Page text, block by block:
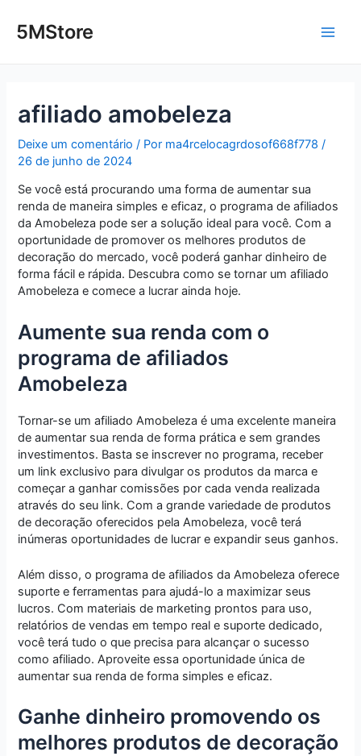
para5MStore
afiliado amobeleza
Deixe um comentário / Por ma4rcelocagrdosof668f778/
26 de junho de 2024
Se você está procurando uma forma de aumentar sua
renda de maneira simples e eficaz, o programa de afiliados
da Amobeleza pode ser a solução ideal para você. Com a
oportunidade de promover os melhores produtos de
decoração do mercado, você poderá ganhar dinheiro de
forma fácil e rápida. Descubra como se tornar um afiliado
Amobeleza e comece a lucrar ainda hoje.
Aumente sua renda com o
programa de afiliados
Amobeleza
Tornar-se um afiliado Amobeleza é uma excelente maneira
de aumentar sua renda de forma prática e sem grandes
investimentos. Basta se inscrever no programa, receber
um link exclusivo para divulgar os produtos da marca e
começar a ganhar comissões por cada venda realizada
através do seu link. Com a grande variedade de produtos
de decoração oferecidos pela Amobeleza, você terá
inúmeras oportunidades de lucrar e expandir seus ganhos.
Além disso, o programa de afiliados da Amobeleza oferece
suporte e ferramentas para ajudá-lo a maximizar seus
lucros. Com materiais de marketing prontos para uso,
relatórios de vendas em tempo real e suporte dedicado,
você terá tudo o que precisa para alcançar o sucesso
como afiliado. Aproveite essa oportunidade única de
aumentar sua renda de forma simples e eficaz.
Ganhe dinheiro promovendo os
melhores produtos de decoração
navigation